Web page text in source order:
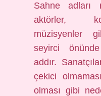
Sahne adları
aktörler,
müzisyenler
seyirci
addır.
çekici
olması gibi